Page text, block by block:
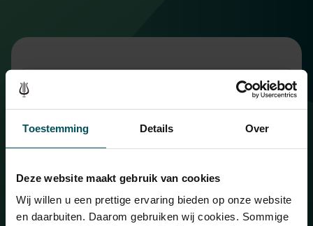
Toestemming Details Over
Deze website maakt gebruik van cookies
Wij willen u een prettige ervaring bieden op onze website
en daarbuiten. Daarom gebruiken wij cookies. Sommige
Subscribe